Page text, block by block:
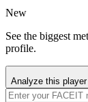
New
See the biggest
profile.
Analyze this player